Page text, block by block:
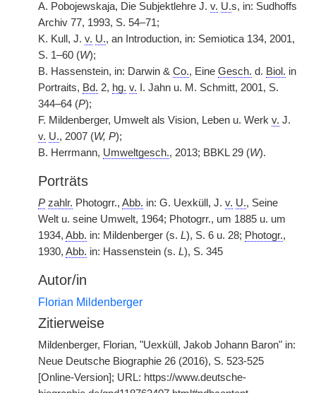
A. Pobojewskaja, Die Subjektlehre J. v. U.s, in: Sudhoffs
Archiv 77, 1993, S. 54–71;
K. Kull, J. v. U., an Introduction, in: Semiotica 134, 2001,
S. 1–60 (W);
B. Hassenstein, in: Darwin & Co., Eine Gesch. d. Biol. in
Portraits, Bd. 2, hg. v. I. Jahn u. M. Schmitt, 2001, S.
344–64 (P);
F. Mildenberger, Umwelt als Vision, Leben u. Werk v. J.
v. U., 2007 (W, P);
B. Herrmann, Umweltgesch., 2013; BBKL 29 (W).
Porträts
P zahlr. Photogrr., Abb. in: G. Uexküll, J. v. U., Seine
Welt u. seine Umwelt, 1964; Photogrr., um 1885 u. um
1934, Abb. in: Mildenberger (s. L), S. 6 u. 28; Photogr.,
1930, Abb. in: Hassenstein (s. L), S. 345
Autor/in
Florian Mildenberger
Zitierweise
Mildenberger, Florian, "Uexküll, Jakob Johann Baron" in:
Neue Deutsche Biographie 26 (2016), S. 523-525
[Online-Version]; URL: https://www.deutsche-